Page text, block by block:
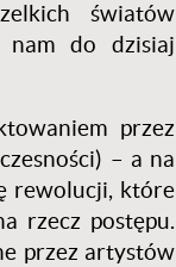
światów
nam do dzisiaj
przez
– a na
rewolucji, które
rzecz postępu.
przez artystów